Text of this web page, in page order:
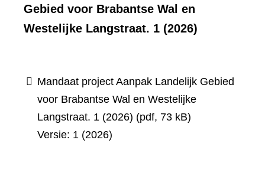
Gebied voor Brabantse Wal en
Westelijke Langstraat. 1 (2026)
Mandaat project Aanpak Landelijk Gebied
voor Brabantse Wal en Westelijke
Langstraat. 1 (2026) (pdf, 73 kB)
Versie: 1 (2026)